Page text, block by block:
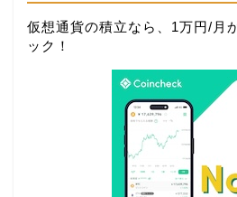
仮想通貨の積立なら、1万円/月
ック ！